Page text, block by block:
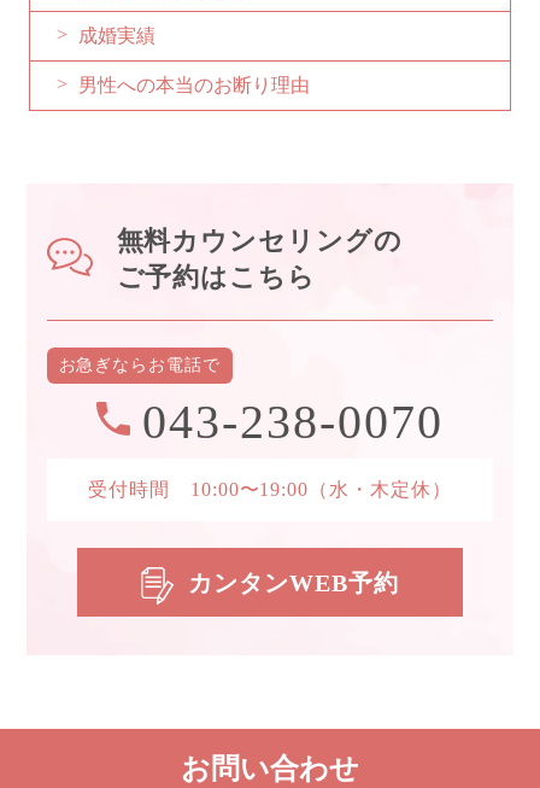
成婚実績
男性への本当のお断り理由
無料カウンセリングの
ご予約はこちら
お急ぎなら お電話で
043-238-0070
受付時間 10:00〜19:00 （水・木定休）
カンタンWEB予約
お問い合わせ